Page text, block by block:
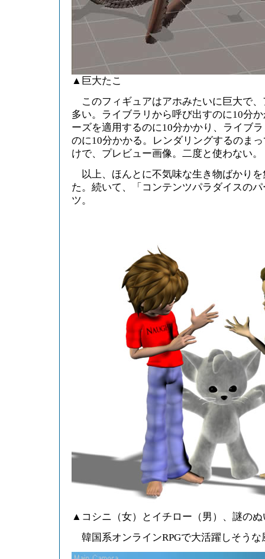
▲巨大たこ
このフィギュアはアホみたいに巨大で
多い。ライブラリから呼び出すのに10分
ーズを適用するのに10分かかり、ライブ
のに10分かかる。レンダリングするのま
けで、プレビュー画像。二度と使わない。
以上、ほんとに不気味な生き物ばかり
た。続いて、「コンテンツパラダイスの
ツ。
▲コシニ（女）とイチロー（男）、謎のぬ
韓国系オンラインRPGで大活躍しそうな